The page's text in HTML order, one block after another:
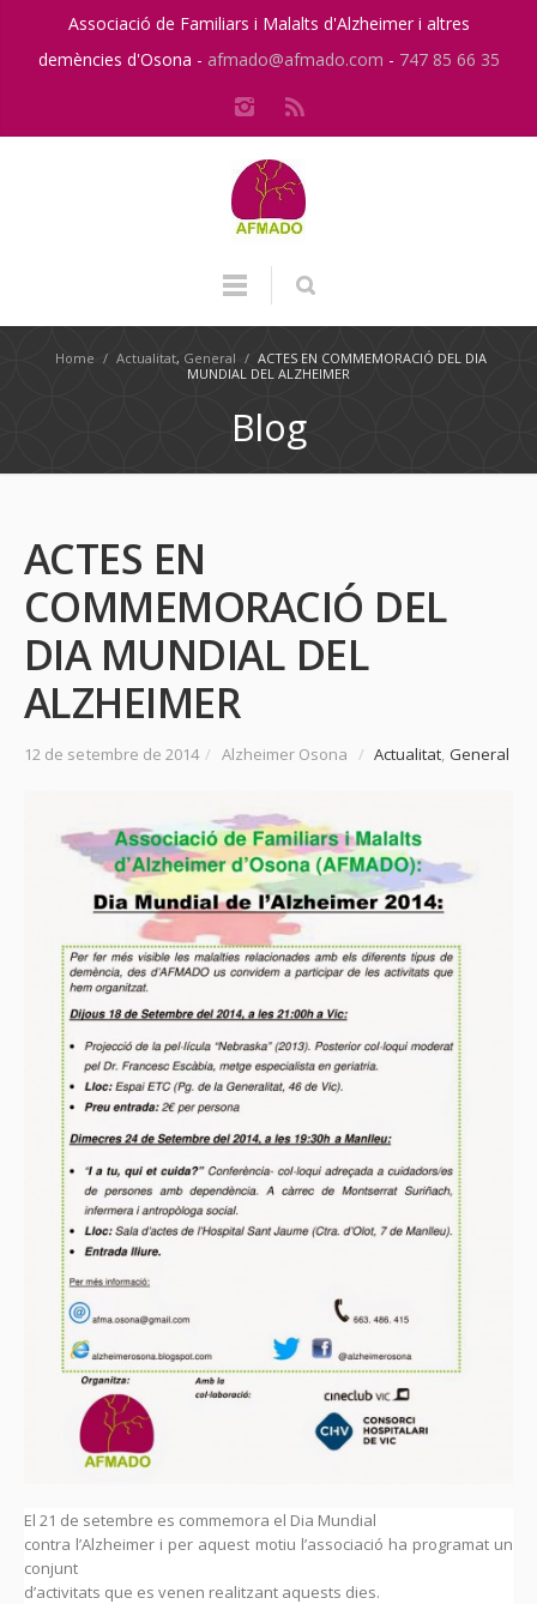
Associació de Familiars i Malalts d'Alzheimer i altres
demències d'Osona - afmado@afmado.com - 747 85 66 35
Home / Actualitat, General / ACTES EN COMMEMORACIÓ DEL DIA
MUNDIAL DEL ALZHEIMER
Blog
ACTES EN
COMMEMORACIÓ DEL
DIA MUNDIAL DEL
ALZHEIMER
12 de setembre de 2014 / Alzheimer Osona / Actualitat, General
El 21 de setembre es commemora el Dia Mundial
contra l’Alzheimer i per aquest motiu l’associació ha programat un
conjunt
d’activitats que es venen realitzant aquests dies.